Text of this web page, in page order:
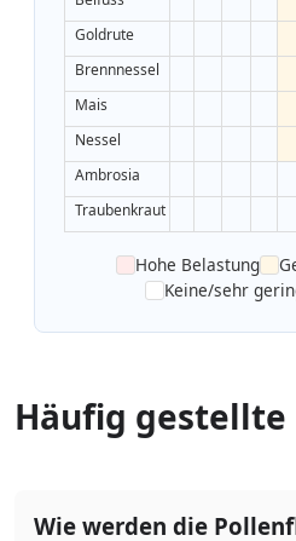
Goldrute
Brennnessel
Mais
Nessel
Ambrosia
Traubenkraut
Hohe Belastung
Keine/sehr
Häufig gestellte
Wie werden die